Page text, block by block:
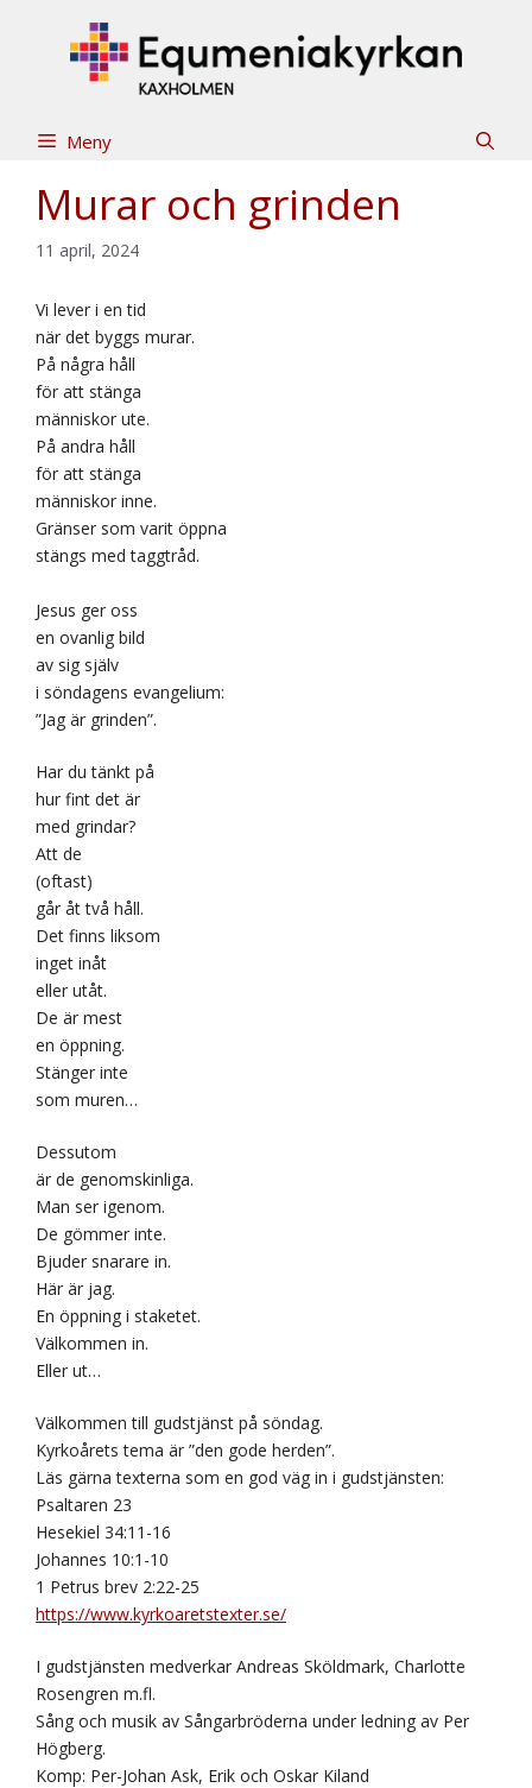
Meny
Murar och grinden
11 april, 2024
Vi lever i en tid
när det byggs murar.
På några håll
för att stänga
människor ute.
På andra håll
för att stänga
människor inne.
Gränser som varit öppna
stängs med taggtråd.
Jesus ger oss
en ovanlig bild
av sig själv
i söndagens evangelium:
”Jag är grinden”.
Har du tänkt på
hur fint det är
med grindar?
Att de
(oftast)
går åt två håll.
Det finns liksom
inget inåt
eller utåt.
De är mest
en öppning.
Stänger inte
som muren…
Dessutom
är de genomskinliga.
Man ser igenom.
De gömmer inte.
Bjuder snarare in.
Här är jag.
En öppning i staketet.
Välkommen in.
Eller ut…
Välkommen till gudstjänst på söndag.
Kyrkoårets tema är ”den gode herden”.
Läs gärna texterna som en god väg in i gudstjänsten:
Psaltaren 23
Hesekiel 34:11-16
Johannes 10:1-10
1 Petrus brev 2:22-25
https://www.kyrkoaretstexter.se/
I gudstjänsten medverkar Andreas Sköldmark, Charlotte
Rosengren m.fl.
Sång och musik av Sångarbröderna under ledning av Per
Högberg.
Komp: Per-Johan Ask, Erik och Oskar Kiland